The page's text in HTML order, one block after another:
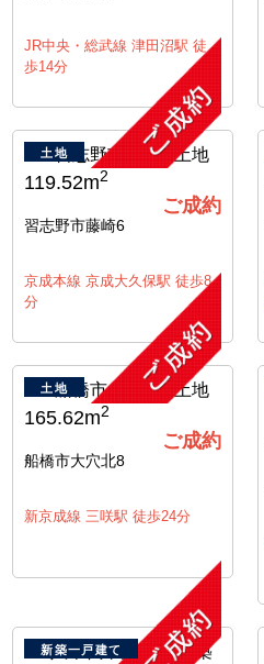
JR中央・総武線 津田沼駅 徒
歩14分
土地
119.52m2
ご成約
習志野市藤崎6
京成本線 京成大久保駅 徒歩8
分
土地
165.62m2
ご成約
船橋市大穴北8
新京成線 三咲駅 徒歩24分
新築一戸建て